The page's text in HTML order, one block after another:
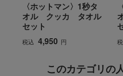
〈ホットマン〉1秒タ
オル クッカ タオル
セット
税込 4,950 円
このカテゴリの